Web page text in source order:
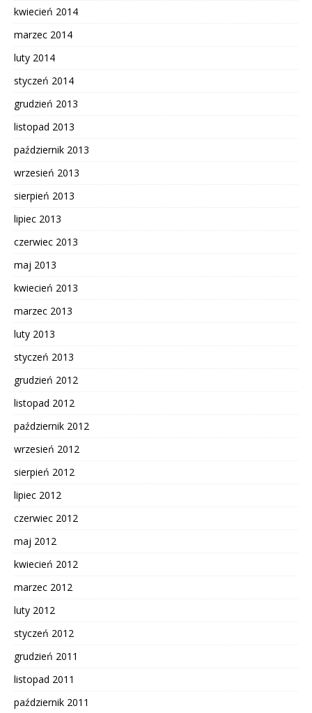
kwiecień 2014
marzec 2014
luty 2014
styczeń 2014
grudzień 2013
listopad 2013
październik 2013
wrzesień 2013
sierpień 2013
lipiec 2013
czerwiec 2013
maj 2013
kwiecień 2013
marzec 2013
luty 2013
styczeń 2013
grudzień 2012
listopad 2012
październik 2012
wrzesień 2012
sierpień 2012
lipiec 2012
czerwiec 2012
maj 2012
kwiecień 2012
marzec 2012
luty 2012
styczeń 2012
grudzień 2011
listopad 2011
październik 2011